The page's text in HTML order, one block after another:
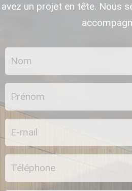
avez un projet en tête. Nous